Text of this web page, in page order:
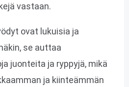
vastaan.
ovat lukuisia ja
se auttaa
juonteita ja ryppyjä, mikä
ja kiinteämmän